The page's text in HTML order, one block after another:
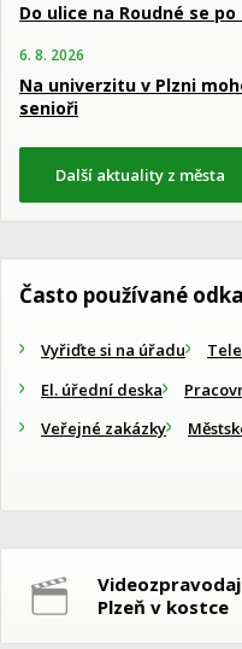
Do ulice na Roudné se
6. 8. 2026
Na univerzitu v Plzni
senioři
Další aktuality z města
Často používané
Vyřiďte si na úřadu
El. úřední deska
Veřejné zakázky
Videozpravodaj
Plzeň v kostce